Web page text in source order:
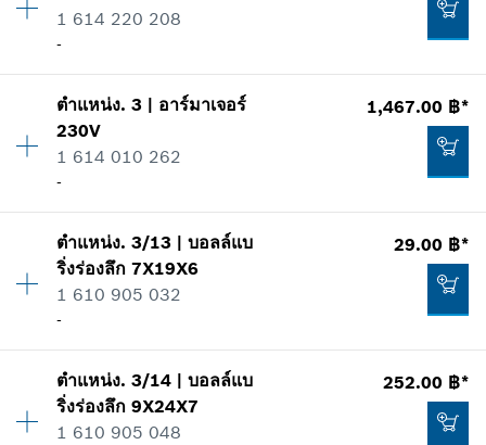
1 614 220 208
-
ปริมาณ 1
ราคากลุ่ม
ข้อมูลชิ้นส่วนอะไหล่
แสดงในรูป
535.00 ฿*
ราคาทั้งหมดไม่รวมภาษีมูลค่าเพิ่ม
ตำแหน่ง.3 | อาร์มาเจอร์
230V
1 614 010 262
-
1,467.00 ฿*
ปริมาณ 1
ราคากลุ่ม:39
ข้อมูลชิ้นส่วนอะไหล่
แสดงในรูป
ตำแหน่ง.3/13 |บอลล์แบ
ริ่งร่องลึก 7X19X6
1 610 905 032
-
29.00 ฿*
ปริมาณ 1
ราคากลุ่ม:17
ข้อมูลชิ้นส่วนอะไหล่
ตำแหน่ง.3/14 |บอลล์แบ
ริ่งร่องลึก 9X24X7
1 610 905 048
252.00 ฿*